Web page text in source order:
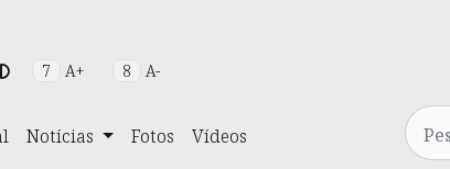
7 A+ 8 A-
Notícias Fotos Vídeos
Pesquisa